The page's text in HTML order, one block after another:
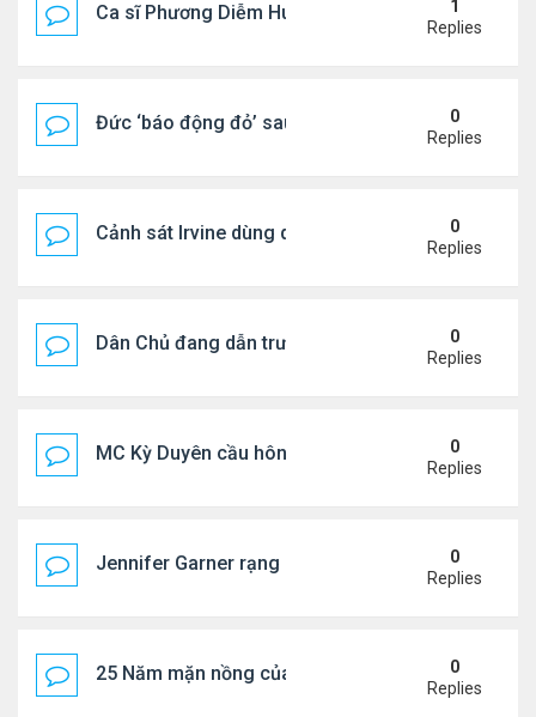
Ca sĩ Phương Diễm Huyền bị khởi tố
1
Replies
Đức ‘báo động đỏ’ sau vụ phát hiện UAV mang
0
Replies
Cảnh sát Irvine dùng drone bắt kẻ trộm trong
0
Replies
Dân Chủ đang dẫn trước Cộng Hòa trong các
0
Replies
MC Kỳ Duyên cầu hôn lại chồng cũ
0
Replies
Jennifer Garner rạng rỡ bên bạn trai kém 6 tuổi
0
Replies
25 Năm mặn nồng của 'Điệp viên 007'
0
Replies